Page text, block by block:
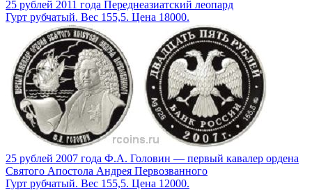
25 рублей 2011 года Переднеазиатский леопард
Гурт рубчатый. Вес 155,5. Цена 18000.
25 рублей 2007 года Ф.А. Головин — первый кавалер ордена
Святого Апостола Андрея Первозванного
Гурт рубчатый. Вес 155,5. Цена 12000.